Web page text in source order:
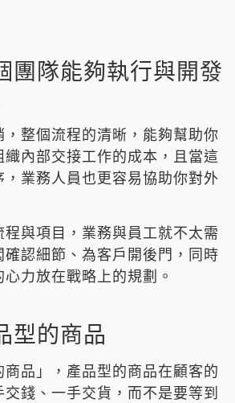
團隊能夠執行與開發
，整個流程的清晰，能夠幫助你
內部交接工作的成本，且當這
業務人員也更容易協助你對外
程與項目，業務與員工就不太需
確認細節、為客戶開後門，同時
力放在戰略上的規劃。
型的商品
品」，產品型的商品在顧客的
錢、一手交貨，而不是要等到